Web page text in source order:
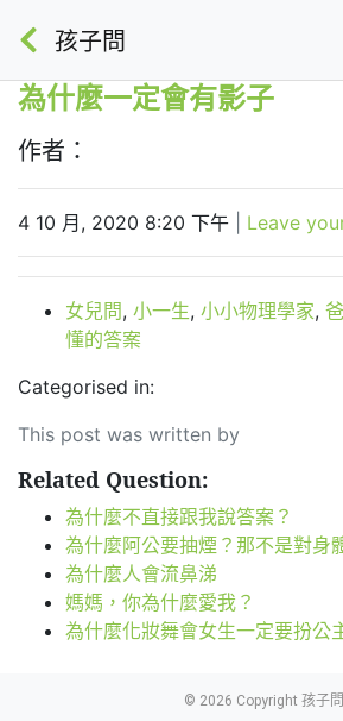
孩子問
為什麼一定會有影子
作者：
4 10 月, 2020 8:20 下午 Leave
女兒問, 小一生, 小小物理學家,
懂的答案
Categorised in:
This post was written by
Related Question:
為什麼不直接跟我說答案？
為什麼阿公要抽煙？那不是對身
為什麼人會流鼻涕
媽媽，你為什麼愛我？
為什麼化妝舞會女生一定要扮公
© 2026 Copyright 孩子